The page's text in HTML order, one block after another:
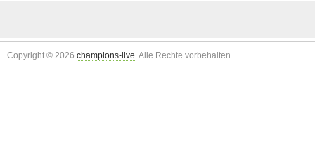
Copyright © 2026 champions-live. Alle Rechte vorbehalten.